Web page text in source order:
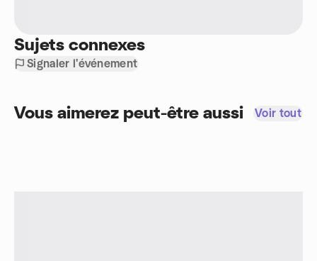
Sujets connexes
Signaler l'événement
Vous aimerez peut-être aussi Voir tout